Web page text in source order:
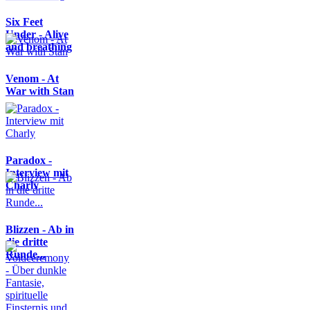
Six Feet
Under - Alive
and breathing
Venom - At
War with Stan
Paradox -
Interview mit
Charly
Blizzen - Ab in
die dritte
Runde...